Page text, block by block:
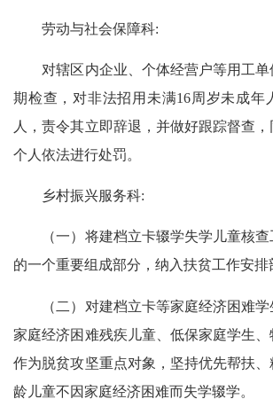
劳动与社会保障科:
对辖区内企业、个体经营户等用工单
期检查，对非法招用未满16周岁未成年
人，责令其立即辞退，并做好跟踪督查
个人依法进行处罚。
乡村振兴服务科:
（一）将建档立卡辍学失学儿童核查
的一个重要组成部分，纳入扶贫工作安排
（二）对建档立卡等家庭经济困难学
家庭经济困难残疾儿童、低保家庭学生
作为脱贫攻坚重点对象，坚持优先帮扶
龄儿童不因家庭经济困难而失学辍学。